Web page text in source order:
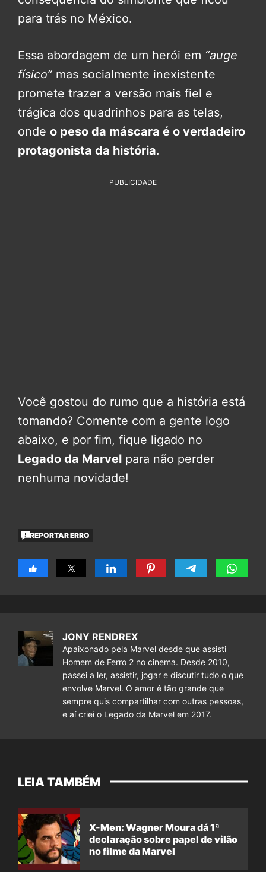
para trás no México.
Essa abordagem de um herói em “auge
físico” mas socialmente inexistente
promete trazer a versão mais fiel e
trágica dos quadrinhos para as telas,
onde o peso da máscara é o verdadeiro
protagonista da história.
PUBLICIDADE
Você gostou do rumo que a história está
tomando? Comente com a gente logo
abaixo, e por fim, fique ligado no
Legado da Marvel para não perder
nenhuma novidade!
REPORTAR ERRO
JONY RENDREX
Apaixonado pela Marvel desde que assisti
Homem de Ferro 2 no cinema. Desde 2010,
passei a ler, assistir, jogar e discutir tudo o que
envolve Marvel. O amor é tão grande que
sempre quis compartilhar com outras pessoas,
e aí criei o Legado da Marvel em 2017.
LEIA TAMBÉM
X-Men: Wagner Moura dá 1ª
declaração sobre papel de vilão
no filme da Marvel